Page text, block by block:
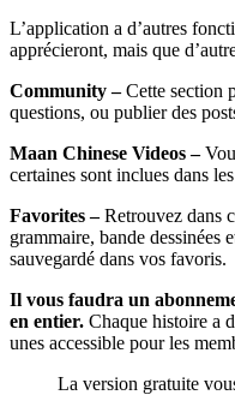
L’application a d’autres
apprécieront, mais que
Community –Cette section
questions, ou publier des
Maan Chinese Videos –
certaines sont inclues dans
Favorites –Retrouvez dans
grammaire, bande dessinées
sauvegardé dans vos favoris.
Il vous faudra un
en entier. Chaque histoire a
unes accessible pour les
La version gratuite